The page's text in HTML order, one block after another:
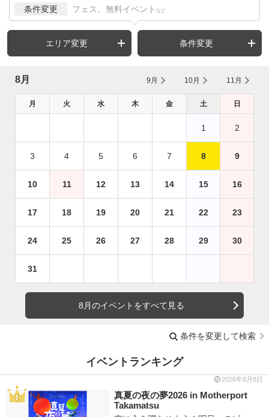
条件変更 フェス、無料イベント など
エリア変更 条件変更
8月 9月 10月 11月
月 火 水 木 金 土 日
1 2
3 4 5 6 7 8 9
10 11 12 13 14 15 16
17 18 19 20 21 22 23
24 25 26 27 28 29 30
31
8月のイベントをすべて見る
条件を変更して検索
イベントランキング
2026年8月8日
真夏の夜の夢2026 in Motherport
Takamatsu